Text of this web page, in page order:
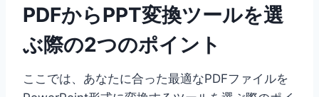
PDFからPPT変換ツールを選
ぶ際の2つのポイント
ここでは、あなたに合った最適なPDFファイルを